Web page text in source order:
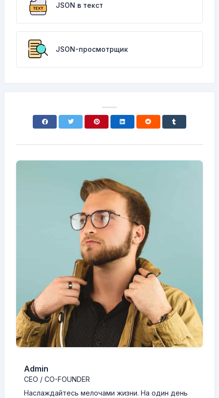
JSON в текст
JSON-просмотрщик
Admin
CEO / CO-FOUNDER
Наслаждайтесь мелочами жизни. На один день